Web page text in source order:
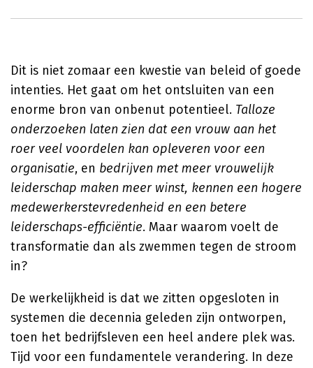
Dit is niet zomaar een kwestie van beleid of goede
intenties. Het gaat om het ontsluiten van een
enorme bron van onbenut potentieel. Talloze
onderzoeken laten zien dat een vrouw aan het
roer veel voordelen kan opleveren voor een
organisatie, en bedrijven met meer vrouwelijk
leiderschap maken meer winst, kennen een hogere
medewerkerstevredenheid en een betere
leiderschaps-efficiëntie. Maar waarom voelt de
transformatie dan als zwemmen tegen de stroom
in?
De werkelijkheid is dat we zitten opgesloten in
systemen die decennia geleden zijn ontworpen,
toen het bedrijfsleven een heel andere plek was.
Tijd voor een fundamentele verandering. In deze